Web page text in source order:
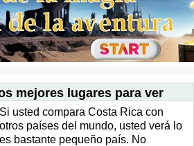
mejores lugares para ver
Si usted compara Costa Rica con
otros países del mundo, usted verá lo
es bastante pequeño país. No